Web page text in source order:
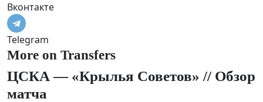
Вконтакте
Telegram
More on Transfers
ЦСКА — «Крылья Советов» // Обзор
матча